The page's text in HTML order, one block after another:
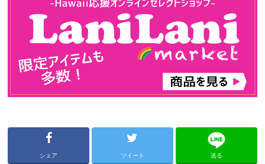
シェア ツイート 送る